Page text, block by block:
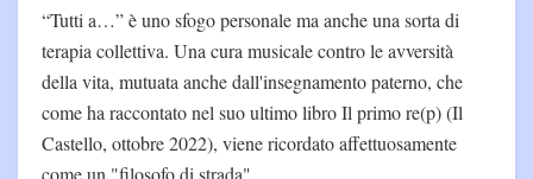
“Tutti a…” è uno sfogo personale ma anche una sorta di
terapia collettiva. Una cura musicale contro le avversità
della vita, mutuata anche dall'insegnamento paterno, che
come ha raccontato nel suo ultimo libro Il primo re(p) (Il
Castello, ottobre 2022), viene ricordato affettuosamente
come un "filosofo di strada".